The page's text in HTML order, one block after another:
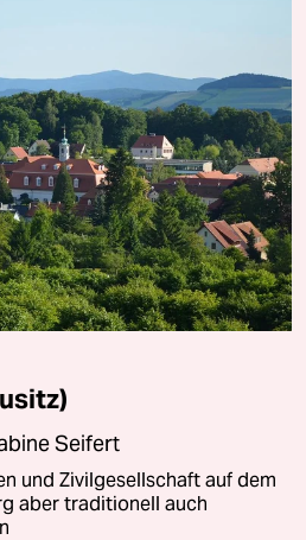
Seifert
und Zivilgesellschaft auf dem
aber traditionell auch